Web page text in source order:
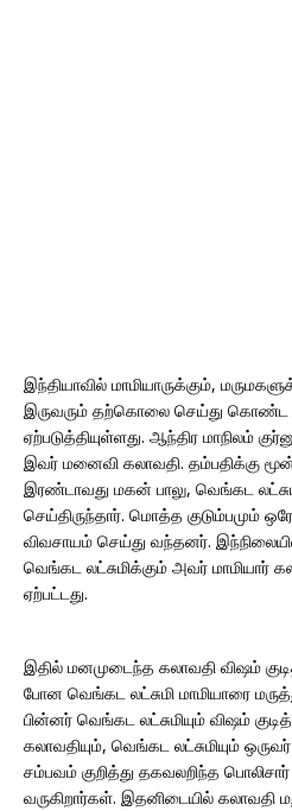
இந்தியாவில் மாமியாருக்கும்,
இருவரும் தற்கொலை செய்து
ஏற்படுத்தியுள்ளது. ஆந்திர மாநிலம்
இவர் மனைவி கலாவதி. தம்பதிக்கு
இரண்டாவது மகன் பாலு, வெங்கட
செய்திருந்தார். மொத்த குடும்பமும்
விவசாயம் செய்து வந்தனர்.
வெங்கட லட்சுமிக்கும் அவர்
ஏற்பட்டது.
இதில் மனமுடைந்த கலாவதி விஷம்
போன வெங்கட லட்சுமி மாமியாரை
பின்னர் வெங்கட லட்சுமியும் விஷம்
கலாவதியும், வெங்கட லட்சுமியும்
சம்பவம் குறித்து தகவலறிந்த பொலிசார்
வருகிறார்கள். இதனிடையில் கலாவதி